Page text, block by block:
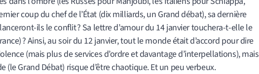
coup du chef de l’État (dix milliards, un Grand débat), sa dernière
ils le conflit ? Sa lettre d’amour du 14 janvier touchera-t-elle le
? Ainsi, au soir du 12 janvier, tout le monde était d’accord pour dire
(mais plus de services d’ordre et davantage d’interpellations), mais
(le Grand Débat) risque d’être chaotique. Et un peu verbeux.